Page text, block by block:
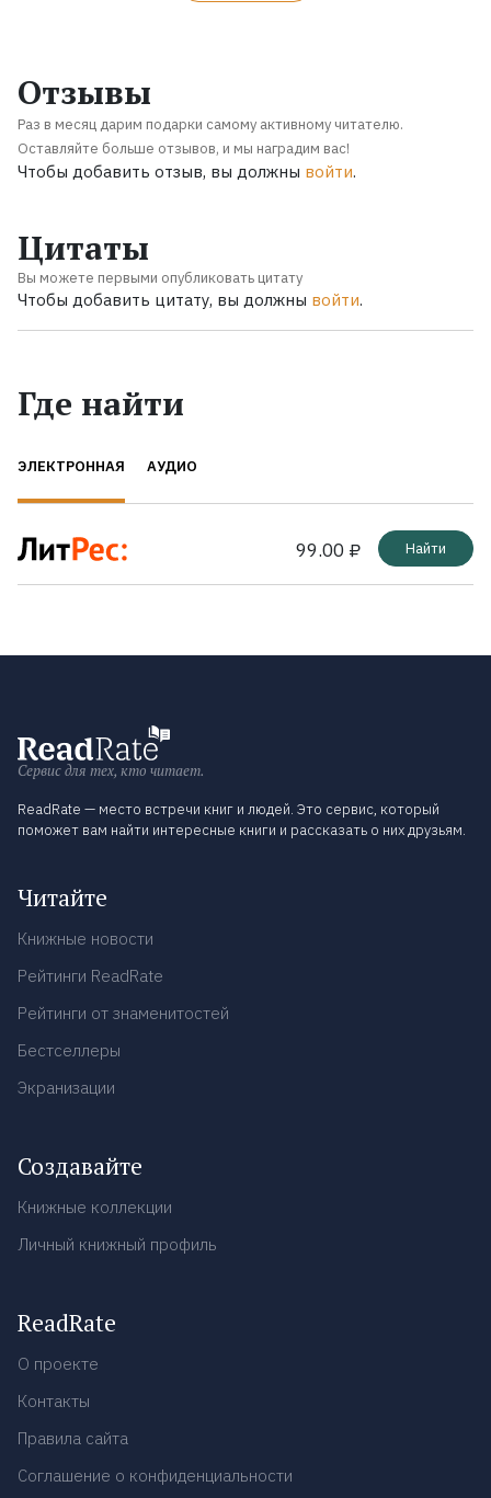
Отзывы
Раз в месяц дарим подарки самому активному читателю.
Оставляйте больше отзывов, и мы наградим вас!
Чтобы добавить отзыв, вы должны войти.
Цитаты
Вы можете первыми опубликовать цитату
Чтобы добавить цитату, вы должны войти.
Где найти
ЭЛЕКТРОННАЯ АУДИО
99.00 ₽ Найти
Сервис для тех, кто читает.
ReadRate — место встречи книг и людей. Это сервис, который
поможет вам найти интересные книги и рассказать о них друзьям.
Читайте
Книжные новости
Рейтинги ReadRate
Рейтинги от знаменитостей
Бестселлеры
Экранизации
Создавайте
Книжные коллекции
Личный книжный профиль
ReadRate
О проекте
Контакты
Правила сайта
Соглашение о конфиденциальности